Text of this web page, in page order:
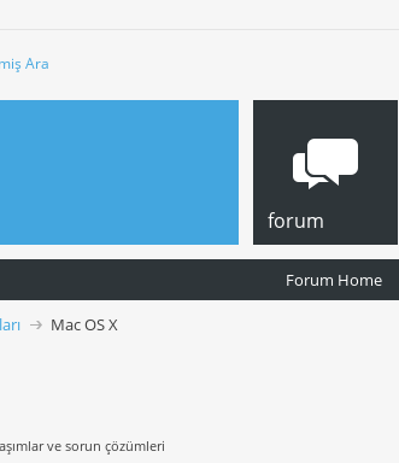
Ara
forum
Forum Home
Mac OS X
ve sorun çözümleri